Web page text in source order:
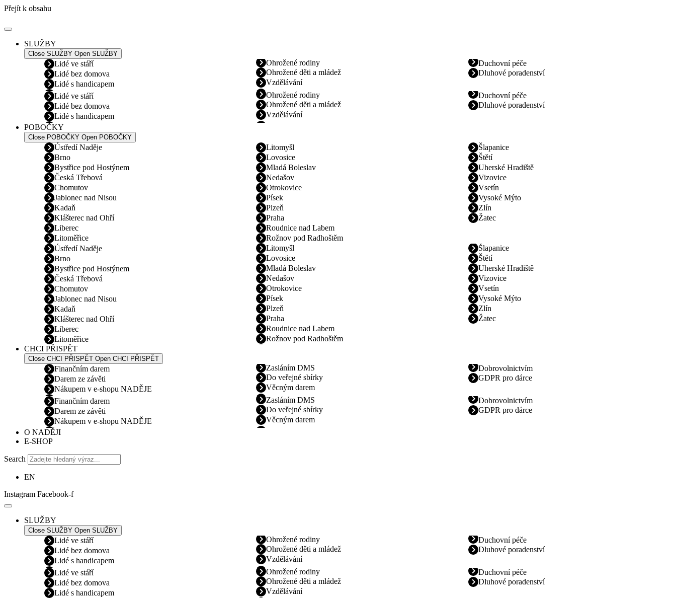
Přejít k obsahu
SLUŽBY
Close SLUŽBY Open SLUŽBY
Lidé ve stáří
Lidé bez domova
Lidé s handicapem
Ohrožené rodiny
Ohrožené děti a mládež
Vzdělávání
Duchovní péče
Dluhové poradenství
Lidé ve stáří
Lidé bez domova
Lidé s handicapem
Ohrožené rodiny
Ohrožené děti a mládež
Vzdělávání
Duchovní péče
Dluhové poradenství
POBOČKY
Close POBOČKY Open POBOČKY
Ústředí Naděje
Brno
Bystřice pod Hostýnem
Česká Třebová
Chomutov
Jablonec nad Nisou
Kadaň
Klášterec nad Ohří
Liberec
Litoměřice
Litomyšl
Lovosice
Mladá Boleslav
Nedašov
Otrokovice
Písek
Plzeň
Praha
Roudnice nad Labem
Rožnov pod Radhoštěm
Šlapanice
Štětí
Uherské Hradiště
Vizovice
Vsetín
Vysoké Mýto
Zlín
Žatec
Ústředí Naděje
Brno
Bystřice pod Hostýnem
Česká Třebová
Chomutov
Jablonec nad Nisou
Kadaň
Klášterec nad Ohří
Liberec
Litoměřice
Litomyšl
Lovosice
Mladá Boleslav
Nedašov
Otrokovice
Písek
Plzeň
Praha
Roudnice nad Labem
Rožnov pod Radhoštěm
Šlapanice
Štětí
Uherské Hradiště
Vizovice
Vsetín
Vysoké Mýto
Zlín
Žatec
CHCI PŘISPĚT
Close CHCI PŘISPĚT Open CHCI PŘISPĚT
Finančním darem
Darem ze závěti
Nákupem v e-shopu NADĚJE
Zasláním DMS
Do veřejné sbírky
Věcným darem
Dobrovolnictvím
GDPR pro dárce
Finančním darem
Darem ze závěti
Nákupem v e-shopu NADĚJE
Zasláním DMS
Do veřejné sbírky
Věcným darem
Dobrovolnictvím
GDPR pro dárce
O NADĚJI
E-SHOP
Search
EN
Instagram Facebook-f
SLUŽBY
Close SLUŽBY Open SLUŽBY
Lidé ve stáří
Lidé bez domova
Lidé s handicapem
Ohrožené rodiny
Ohrožené děti a mládež
Vzdělávání
Duchovní péče
Dluhové poradenství
Lidé ve stáří
Lidé bez domova
Lidé s handicapem
Ohrožené rodiny
Ohrožené děti a mládež
Vzdělávání
Duchovní péče
Dluhové poradenství